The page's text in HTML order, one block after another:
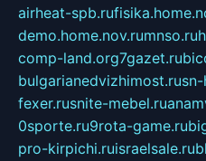
airheat-spb.ru
demo.home.nov.rumnso.ru
comp-land.org7gazet.ru
bulgarianedvizhimost.ru
fexer.rusnite-mebel.ru
0sporte.ru9rota-game.ru
pro-kirpichi.ruisraelsale.ru